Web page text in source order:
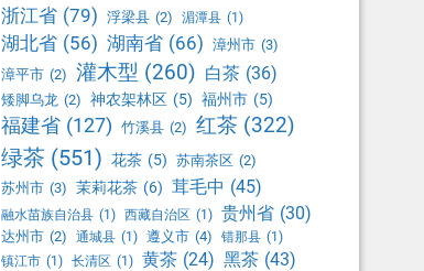
浙江省 (79) 浮梁县 (2) 湄潭县 (1)
湖北省 (56) 湖南省 (66) 漳州市 (3)
漳平市 (2) 灌木型 (260) 白茶 (36)
矮脚乌龙 (2) 神农架林区 (5) 福州市 (5)
福建省 (127) 竹溪县 (2) 红茶 (322)
绿茶 (551) 花茶 (5) 苏南茶区 (2)
苏州市 (3) 茉莉花茶 (6) 茸毛中 (45)
融水苗族自治县 (1) 西藏自治区 (1) 贵州省 (30)
达州市 (2) 通城县 (1) 遵义市 (4) 错那县 (1)
镇江市 (1) 长清区 (1) 黄茶 (24) 黑茶 (43)